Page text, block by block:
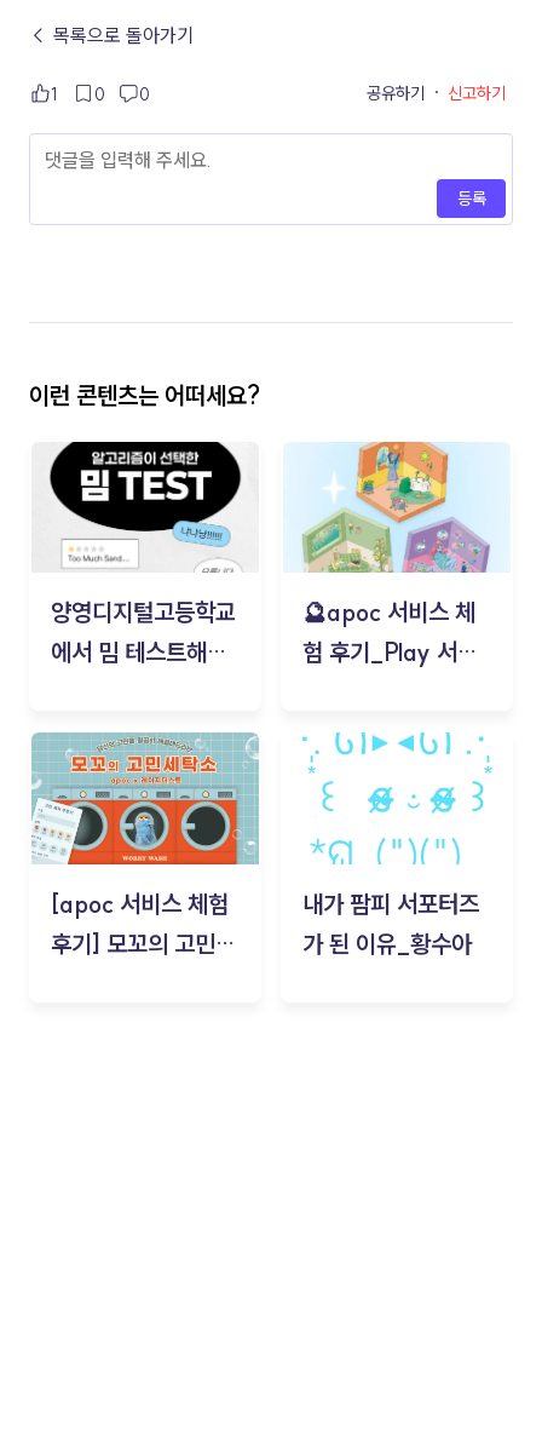
← 목록으로 돌아가기
1 0 0 공유하기 · 신고하기
등록
이런 콘텐츠는 어떠세요?
양영디지털고등학교
에서 밈 테스트해보
🔮apoc 서비스 체
험 후기_Play 서비
김태현
[apoc 서비스 체험
후기] 모꼬의 고민세
내가 팜피 서포터즈
가 된 이유_황수아